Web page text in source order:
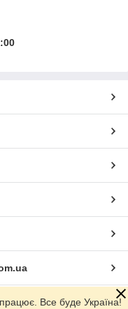
Все буде Україна!